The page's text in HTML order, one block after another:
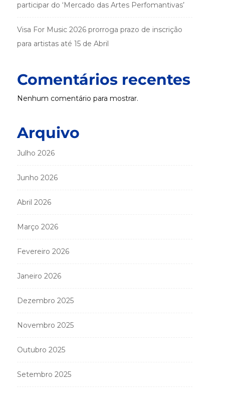
participar do ‘Mercado das Artes Perfomantivas’
Visa For Music 2026 prorroga prazo de inscrição
para artistas até 15 de Abril
Comentários recentes
Nenhum comentário para mostrar.
Arquivo
Julho 2026
Junho 2026
Abril 2026
Março 2026
Fevereiro 2026
Janeiro 2026
Dezembro 2025
Novembro 2025
Outubro 2025
Setembro 2025